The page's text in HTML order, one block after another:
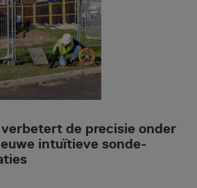
de precisie onder
intuïtieve sonde-